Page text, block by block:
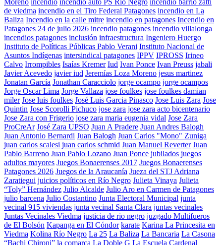
Moreno incendio incendio auto PS Río Negro incendio barrio zatti
de viedma incendio en el Tiro Federal Patagones incendio en La
Baliza Incendio en la calle mitre incendio en patagones Incendio en
Patagones 24 de julio 2026 incendio patagones incendio villalonga
incendios patagones inclusión infraestructura Ingeniero Huergo
Instituto de Políticas Públicas Pablo Verani Instituto Nacional de
Asuntos Indígenas intersindical patagones IPPV IPROSS Irineo
Calvo Irrompibles Isaías Kremer Iud Ivan Ponce Ivan Preuss jabali
Javier Acevedo javier iud Jeremías Loza Moreno jesus martinez
Jonatan García Jonathan Caracciolo jorge ocampo jorge ocampos
Jorge Oscar Lima Jorge Vallaza jose foulkes jose foulkes damian
miler Jose luis foulkes José Luis Garcia Pinasco Jose Luis Zara Jose
Quintin Jose Scorolli Pichuco jose zara jose zara acto bicentenario
Jose Zara con Frigerio jose zara maria eugenia vidal Jose Zara
ProCreAr José Zara UPSO Juan A Pradere Juan Andres Balogh
Juan Antonio Bernardi Juan Balogh Juan Carlos "Mono" Zuniga
juan carlos scalesi juan carlos schmid Juan Manuel Reverter Juan
Pablo Barreno Juan Pablo Lozano Juan Ponce jubilados juegos
adultos mayores Juegos Bonaerenses 2017 Juegos Bonaerenses
Patagones 2026 Juegos de la Araucanía Jueza del STJ Adriana
Zaratiegui juicios políticos en Río Negro Julieta Vinaya Julieta
“Toly” Hernández Julio Alcalde Julio Aro en Carmen de Patagones
julio barcena Julio Costantino Junta Electoral Municipal junta
vecinal 915 viviendas junta vecinal Santa Clara juntas vecinales
Juntas Vecinales Viedma justicia de rio negro juzgado Multifueros
de El Bolsón Kapanga en El Cóndor karate Karina La Princesita en
Viedma Kolina Río Negro La 25 La Baliza La Bancaria La Casona
“Bachi Chironi” la comarca La Doble G La Escuela Cardenal